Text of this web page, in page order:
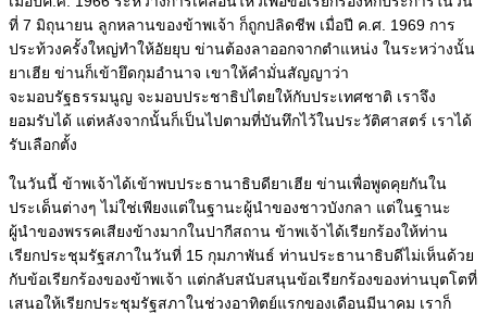
ที่ 7 มิถุนายน ลูกหลานของข้าพเจ้า ก็ถูกปลิดชีพ เมื่อปี ค.ศ. 1969 การ
ประท้วงครั้งใหญ่ทำให้อัยยุบ ข่านต้องลาออกจากตำแหน่ง ในระหว่างนั้น
ยาเฮีย ข่านก็เข้ายึดกุมอำนาจ เขาให้คำมั่นสัญญาว่า
จะมอบรัฐธรรมนูญ จะมอบประชาธิปไตยให้กับประเทศชาติ เราจึง
ยอมรับได้ แต่หลังจากนั้นก็เป็นไปตามที่บันทึกไว้ในประวัติศาสตร์ เราได้
รับเลือกตั้ง
ในวันนี้ ข้าพเจ้าได้เข้าพบประธานาธิบดียาเฮีย ข่านเพื่อพูดคุยกันใน
ประเด็นต่างๆ ไม่ใช่เพียงแต่ในฐานะผู้นำของชาวบังกลา แต่ในฐานะ
ผู้นำของพรรคเสียงข้างมากในปากีสถาน ข้าพเจ้าได้เรียกร้องให้ท่าน
เรียกประชุมรัฐสภาในวันที่ 15 กุมภาพันธ์ ท่านประธานาธิบดีไม่เห็นด้วย
กับข้อเรียกร้องของข้าพเจ้า แต่กลับสนับสนุนข้อเรียกร้องของท่านบุตโตที่
เสนอให้เรียกประชุมรัฐสภาในช่วงอาทิตย์แรกของเดือนมีนาคม เราก็